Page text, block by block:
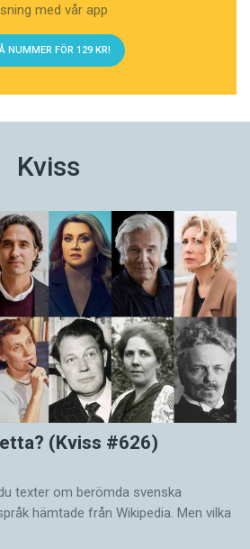
med vår app
NUMMER FÖR 129 KR!
Kviss
(Kviss #626)
texter om berömda svenska
hämtade från Wikipedia. Men vilka